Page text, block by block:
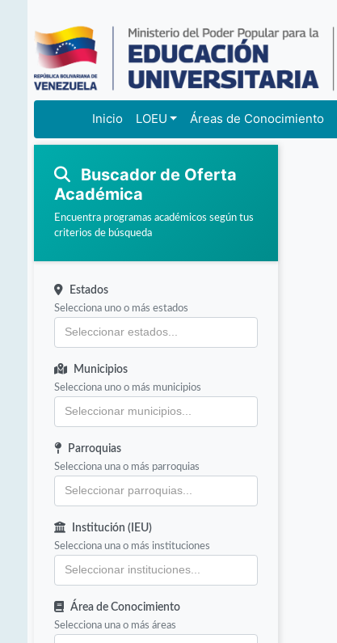
Inicio LOEU Áreas de Conocimiento
Buscador de Oferta
Académica
Encuentra programas académicos según tus
criterios de búsqueda
Estados
Selecciona uno o más estados
Municipios
Selecciona uno o más municipios
Parroquias
Selecciona una o más parroquias
Institución (IEU)
Selecciona una o más instituciones
Área de Conocimiento
Selecciona una o más áreas